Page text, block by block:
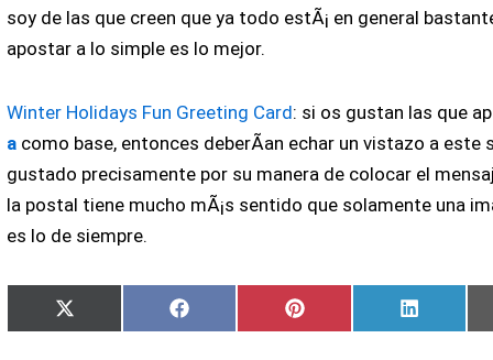
soy de las que creen que ya todo estÃ¡ en general
apostar a lo simple es lo mejor.
Winter Holidays Fun Greeting Card: si os gustan las que
a como base, entonces deberÃ­an echar un vistazo a este
gustado precisamente por su manera de colocar el
la postal tiene mucho mÃ¡s sentido que solamente una
es lo de siempre.
Compartir
en
X
(Twitter)
Compartir
en
Facebook
Compartir
en
Pinterest
en
LinkedIn